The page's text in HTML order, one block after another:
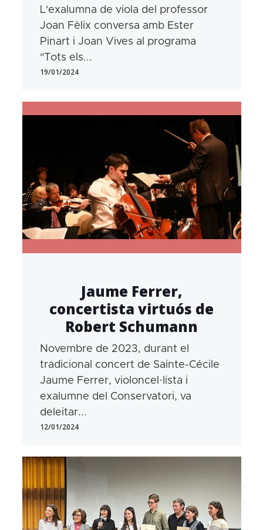
L'exalumna de viola del professor
Joan Fèlix conversa amb Ester
Pinart i Joan Vives al programa
"Tots els...
19/01/2024
Jaume Ferrer,
concertista virtuós de
Robert Schumann
Novembre de 2023, durant el
tradicional concert de Sainte-Cécile
Jaume Ferrer, violoncel·lista i
exalumne del Conservatori, va
deleitar...
12/01/2024